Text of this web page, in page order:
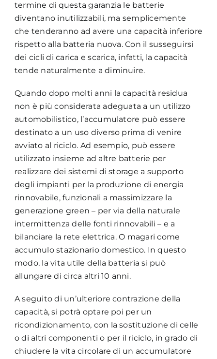
termine di questa garanzia le batterie
diventano inutilizzabili, ma semplicemente
che tenderanno ad avere una capacità inferiore
rispetto alla batteria nuova. Con il susseguirsi
dei cicli di carica e scarica, infatti, la capacità
tende naturalmente a diminuire.
Quando dopo molti anni la capacità residua
non è più considerata adeguata a un utilizzo
automobilistico, l’accumulatore può essere
destinato a un uso diverso prima di venire
avviato al riciclo. Ad esempio, può essere
utilizzato insieme ad altre batterie per
realizzare dei sistemi di storage a supporto
degli impianti per la produzione di energia
rinnovabile, funzionali a massimizzare la
generazione green – per via della naturale
intermittenza delle fonti rinnovabili – e a
bilanciare la rete elettrica. O magari come
accumulo stazionario domestico. In questo
modo, la vita utile della batteria si può
allungare di circa altri 10 anni.
A seguito di un’ulteriore contrazione della
capacità, si potrà optare poi per un
ricondizionamento, con la sostituzione di celle
o di altri componenti o per il riciclo, in grado di
chiudere la vita circolare di un accumulatore